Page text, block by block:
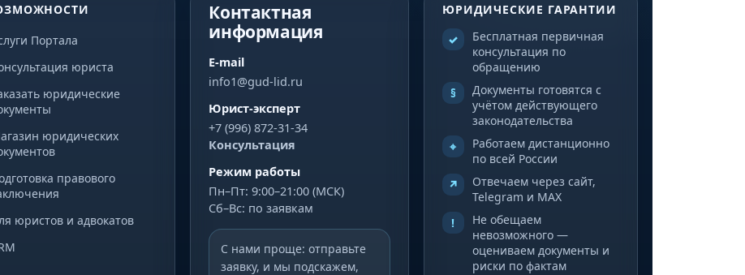
Портала
юриста
юридические
юридических
правового
юристов и адвокатов
Контактная
информация
E-mail
info1@gud-lid.ru
Юрист-эксперт
+7 (996) 872-31-34
Консультация
Режим работы
Пн–Пт: 9:00–21:00 (МСК)
Сб–Вс: по заявкам
С нами проще: отправьте
заявку, и мы подскажем,
ЮРИДИЧЕСКИЕ ГАРАНТИИ
✓
Бесплатная первичная
консультация по
обращению
§
Документы готовятся с
учётом действующего
законодательства
⌖
Работаем дистанционно
по всей России
↗
Отвечаем через сайт,
Telegram и MAX
!
Не обещаем
невозможного —
оцениваем документы и
риски по фактам